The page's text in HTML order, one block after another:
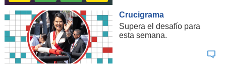
Crucigrama
Supera el desafío para
esta semana.